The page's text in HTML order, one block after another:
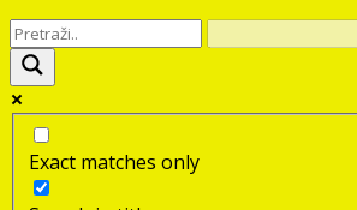
Exact matches only